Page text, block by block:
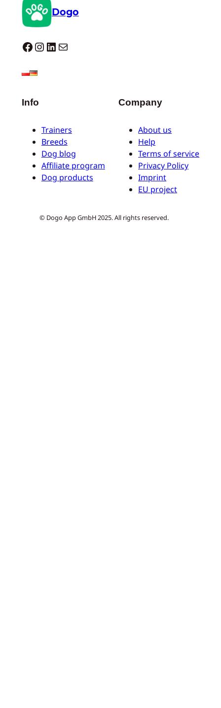
Dogo
Dogo facebook InstagramLinkedIn E-mail
Info
Trainers
Breeds
Dog blog
Affiliate program
Dog products
Company
About us
Help
Terms of service
Privacy Policy
Imprint
EU project
© Dogo App GmbH 2025. All rights reserved.